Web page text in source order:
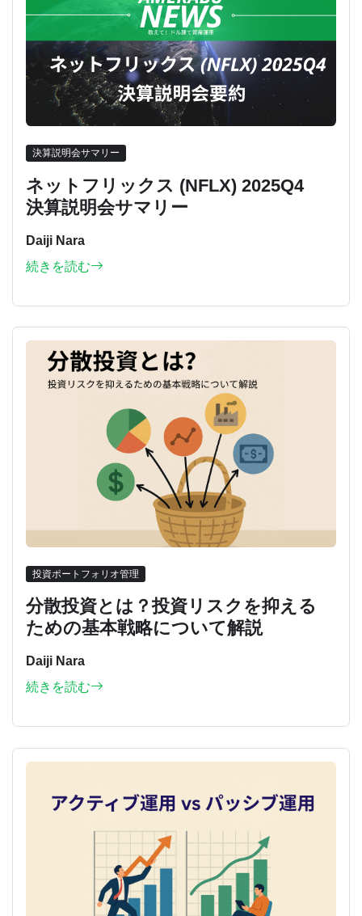
決算説明会サマリー
ネットフリックス (NFLX) 2025Q4
決算説明会サマリー
Daiji Nara
続きを読む
投資ポートフォリオ管理
分散投資とは？投資リスクを抑える
ための基本戦略について解説
Daiji Nara
続きを読む